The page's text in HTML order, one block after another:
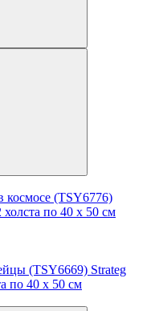
(TSY6776)
по 40 х 50 см